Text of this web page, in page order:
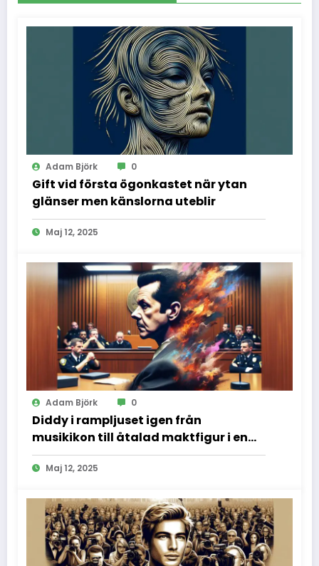
Adam Björk 0
Gift vid första ögonkastet när ytan
glänser men känslorna uteblir
Maj 12, 2025
Adam Björk 0
Diddy i rampljuset igen från
musikikon till åtalad maktfigur i en
dramatisk rättssal
Maj 12, 2025